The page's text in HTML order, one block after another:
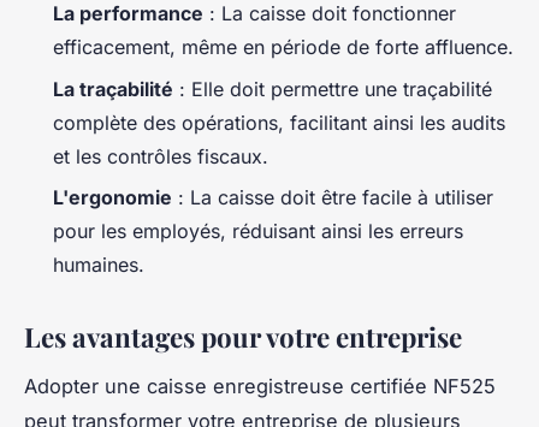
La performance : La caisse doit fonctionner
efficacement, même en période de forte affluence.
La traçabilité : Elle doit permettre une traçabilité
complète des opérations, facilitant ainsi les audits
et les contrôles fiscaux.
L'ergonomie : La caisse doit être facile à utiliser
pour les employés, réduisant ainsi les erreurs
humaines.
Les avantages pour votre entreprise
Adopter une caisse enregistreuse certifiée NF525
peut transformer votre entreprise de plusieurs